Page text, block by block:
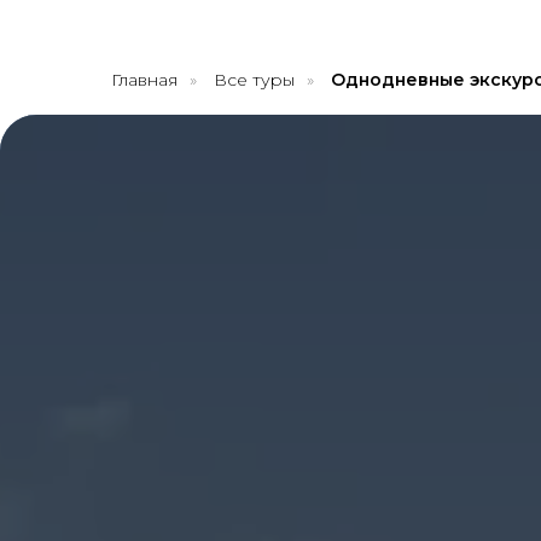
Главная » Все туры » Однодневные